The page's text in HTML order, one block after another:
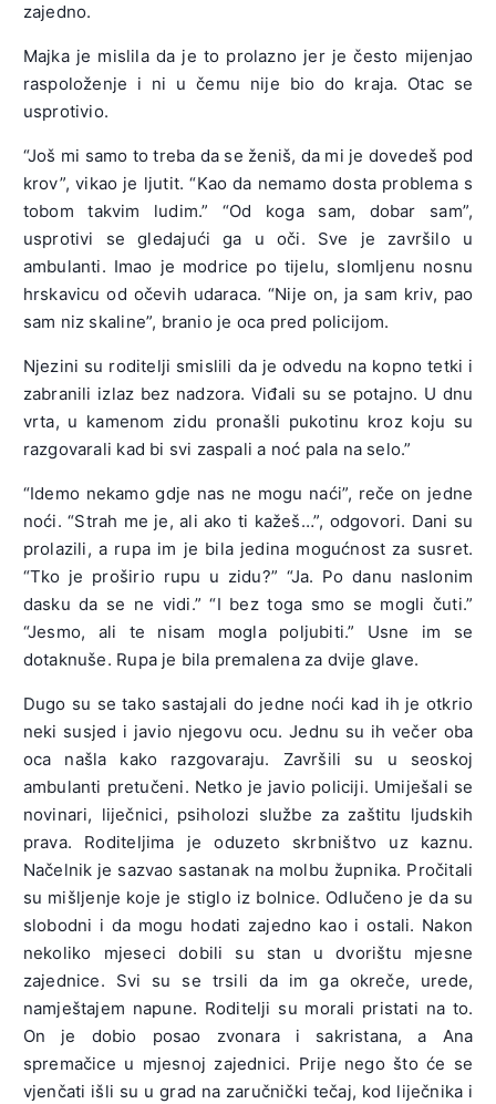
zajedno.
Majka je mislila da je to prolazno jer je često mijenjao
raspoloženje i ni u čemu nije bio do kraja. Otac se
usprotivio.
“Još mi samo to treba da se ženiš, da mi je dovedeš pod
krov”, vikao je ljutit. “Kao da nemamo dosta problema s
tobom takvim ludim.” “Od koga sam, dobar sam”,
usprotivi se gledajući ga u oči. Sve je završilo u
ambulanti. Imao je modrice po tijelu, slomljenu nosnu
hrskavicu od očevih udaraca. “Nije on, ja sam kriv, pao
sam niz skaline”, branio je oca pred policijom.
Njezini su roditelji smislili da je odvedu na kopno tetki i
zabranili izlaz bez nadzora. Viđali su se potajno. U dnu
vrta, u kamenom zidu pronašli pukotinu kroz koju su
razgovarali kad bi svi zaspali a noć pala na selo.”
“Idemo nekamo gdje nas ne mogu naći”, reče on jedne
noći. “Strah me je, ali ako ti kažeš…”, odgovori. Dani su
prolazili, a rupa im je bila jedina mogućnost za susret.
“Tko je proširio rupu u zidu?” “Ja. Po danu naslonim
dasku da se ne vidi.” “I bez toga smo se mogli čuti.”
“Jesmo, ali te nisam mogla poljubiti.” Usne im se
dotaknuše. Rupa je bila premalena za dvije glave.
Dugo su se tako sastajali do jedne noći kad ih je otkrio
neki susjed i javio njegovu ocu. Jednu su ih večer oba
oca našla kako razgovaraju. Završili su u seoskoj
ambulanti pretučeni. Netko je javio policiji. Umiješali se
novinari, liječnici, psiholozi službe za zaštitu ljudskih
prava. Roditeljima je oduzeto skrbništvo uz kaznu.
Načelnik je sazvao sastanak na molbu župnika. Pročitali
su mišljenje koje je stiglo iz bolnice. Odlučeno je da su
slobodni i da mogu hodati zajedno kao i ostali. Nakon
nekoliko mjeseci dobili su stan u dvorištu mjesne
zajednice. Svi su se trsili da im ga okreče, urede,
namještajem napune. Roditelji su morali pristati na to.
On je dobio posao zvonara i sakristana, a Ana
spremačice u mjesnoj zajednici. Prije nego što će se
vjenčati išli su u grad na zaručnički tečaj, kod liječnika i